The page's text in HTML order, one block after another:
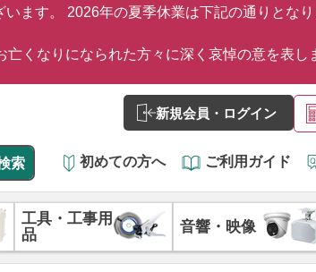
ます。 2026年の夏季休業は下記の通りとな
亡くなりになられた方々に深く哀悼の意を表し
新規会員・ログイン
索 初めての方へ ご利用ガイド
工具・工事用
品
音響・映像